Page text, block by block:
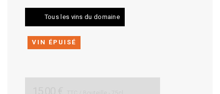
Tous les vins du domaine
VIN ÉPUISÉ